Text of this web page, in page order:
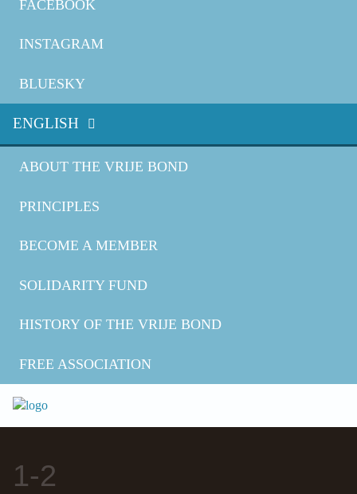
FACEBOOK
INSTAGRAM
BLUESKY
ENGLISH
ABOUT THE VRIJE BOND
PRINCIPLES
BECOME A MEMBER
SOLIDARITY FUND
HISTORY OF THE VRIJE BOND
FREE ASSOCIATION
1-2